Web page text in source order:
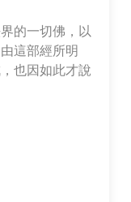
的一切佛，以
這部經所明
也因如此才說